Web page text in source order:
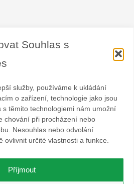
Souhlas s
služby, používáme k ukládání
o zařízení, technologie jako jsou
s těmito technologiemi nám umožní
chování při procházení nebo
Nesouhlas nebo odvolání
ovlivnit určité vlastnosti a funkce.
Příjmout
je dobrovolný svazek fyzických a
v hostinské živnosti
oblasti cestovního ruchu. Místem
nad Ostravicí.